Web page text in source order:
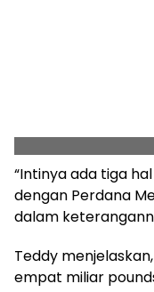
“Intinya ada tiga
dengan Perdana
dalam
Teddy
empat miliar